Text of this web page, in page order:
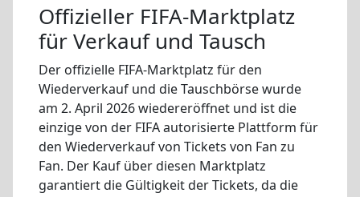
Offizieller FIFA-Marktplatz
für Verkauf und Tausch
Der offizielle FIFA-Marktplatz für den
Wiederverkauf und die Tauschbörse wurde
am 2. April 2026 wiedereröffnet und ist die
einzige von der FIFA autorisierte Plattform für
den Wiederverkauf von Tickets von Fan zu
Fan. Der Kauf über diesen Marktplatz
garantiert die Gültigkeit der Tickets, da die